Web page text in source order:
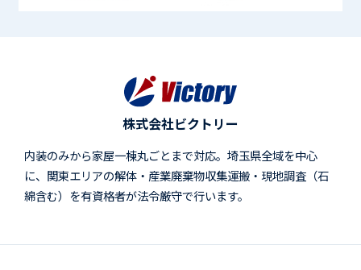
株式会社ビクトリー
内装のみから家屋一棟丸ごとまで対応。埼玉県全域を中心
に、関東エリアの解体・産業廃棄物収集運搬・現地調査（石
綿含む）を有資格者が法令厳守で行います。